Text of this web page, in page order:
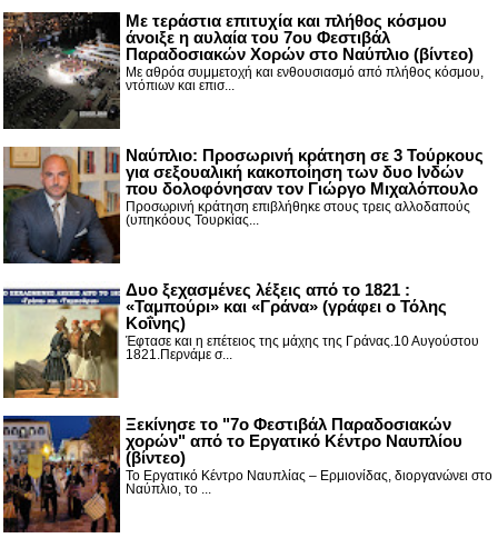
Με τεράστια επιτυχία και πλήθος κόσμου
άνοιξε η αυλαία του 7ου Φεστιβάλ
Παραδοσιακών Χορών στο Ναύπλιο (βίντεο)
Με αθρόα συμμετοχή και ενθουσιασμό από πλήθος κόσμου,
ντόπιων και επισ...
Ναύπλιο: Προσωρινή κράτηση σε 3 Τούρκους
για σεξουαλική κακοποίηση των δυο Ινδών
που δολοφόνησαν τον Γιώργο Μιχαλόπουλο
Προσωρινή κράτηση επιβλήθηκε στους τρεις αλλοδαπούς
(υπηκόους Τουρκίας...
Δυο ξεχασμένες λέξεις από το 1821 :
«Ταμπούρι» και «Γράνα» (γράφει ο Τόλης
Κοΐνης)
Έφτασε και η επέτειος της μάχης της Γράνας.10 Αυγούστου
1821.Περνάμε σ...
Ξεκίνησε το "7ο Φεστιβάλ Παραδοσιακών
χορών" από το Εργατικό Κέντρο Ναυπλίου
(βίντεο)
Το Εργατικό Κέντρο Ναυπλίας – Ερμιονίδας, διοργανώνει στο
Ναύπλιο, το ...